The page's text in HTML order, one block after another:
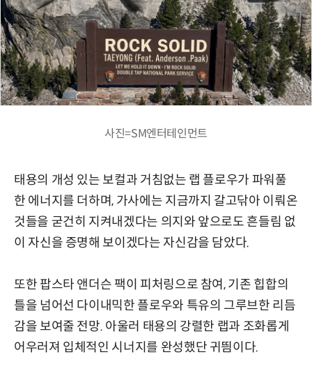
사진=SM엔터테인먼트
태용의 개성 있는 보컬과 거침없는 랩 플로우가 파워풀
한 에너지를 더하며, 가사에는 지금까지 갈고닦아 이뤄온
것들을 굳건히 지켜내겠다는 의지와 앞으로도 흔들림 없
이 자신을 증명해 보이겠다는 자신감을 담았다.
또한 팝스타 앤더슨 팩이 피처링으로 참여, 기존 힙합의
틀을 넘어선 다이내믹한 플로우와 특유의 그루브한 리듬
감을 보여줄 전망. 아울러 태용의 강렬한 랩과 조화롭게
어우러져 입체적인 시너지를 완성했단 귀띔이다.